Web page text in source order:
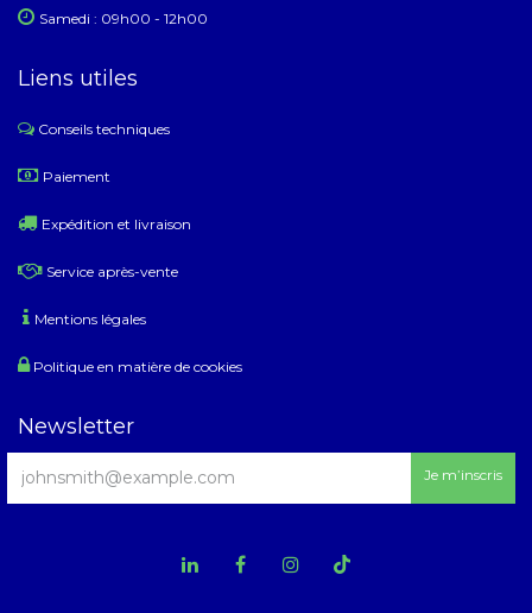
Samedi : 09h00 - 12h00
Liens utiles
Conseils techniques
​ Paiement
Expédition et livraison
Service après-vente
Mentions légales
Politique en matière de cookies
Newsletter
Je m’inscris